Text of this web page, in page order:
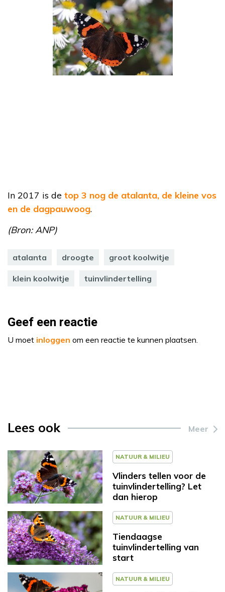
In 2017 is de top 3 nog de atalanta, de kleine vos
en de dagpauwoog.
(Bron: ANP)
atalanta droogte groot koolwitje
klein koolwitje tuinvlindertelling
Geef een reactie
U moet inloggen om een reactie te kunnen plaatsen.
Lees ook Meer
NATUUR & MILIEU
Vlinders tellen voor de
tuinvlindertelling? Let
dan hierop
NATUUR & MILIEU
Tiendaagse
tuinvlindertelling van
start
NATUUR & MILIEU